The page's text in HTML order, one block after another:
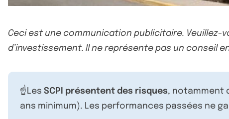
Ceci est une communication publicitaire.
d’investissement. Il ne représente pas un conseil
☝️Les SCPI présentent des risques, notamment
ans minimum). Les performances passées ne